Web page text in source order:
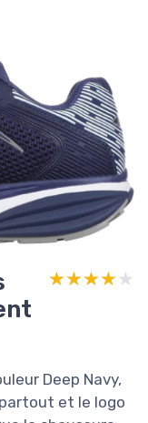
★★★★★
★★★★★
Deep Navy,
et le logo